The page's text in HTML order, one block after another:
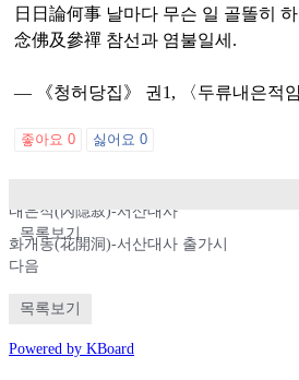
日日論何事 날마다 무슨 일 골똘히
念佛及參禪 참선과 염불일세.
― 《청허당집》 권1, 〈두류내은적
좋아요 0 싫어요 0
내은적(內隱寂)-서산대사
목록보기
화개동(花開洞)-서산대사 출가시
다음
목록보기
Powered by KBoard